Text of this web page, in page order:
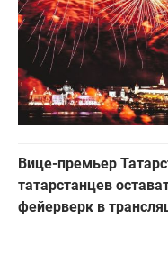
Вице-премьер
татарстанцев
фейерверк в